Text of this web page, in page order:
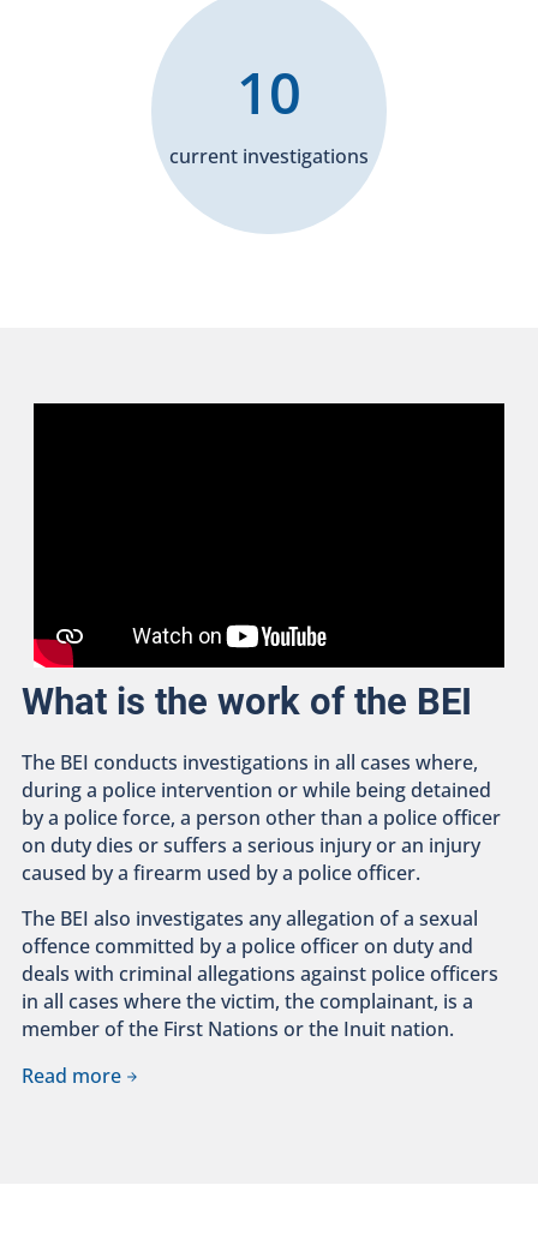
current investigations
10
What is the work of the BEI
The BEI conducts investigations in all cases where,
during a police intervention or while being detained
by a police force, a person other than a police officer
on duty dies or suffers a serious injury or an injury
caused by a firearm used by a police officer.
The BEI also investigates any allegation of a sexual
offence committed by a police officer on duty and
deals with criminal allegations against police officers
in all cases where the victim, the complainant, is a
member of the First Nations or the Inuit nation.
Read more